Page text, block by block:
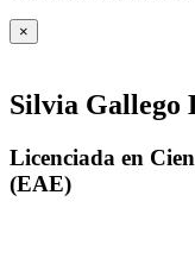
×
Silvia Gallego
Licenciada en
(EAE)